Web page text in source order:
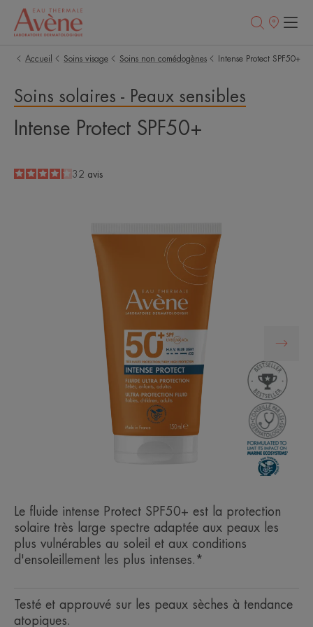
Points
Accueil
Soins visage Soins non comédogènes Intense Protect SPF50+
Soins solaires - Peaux sensibles
Intense Protect SPF50+
4.2
/
5
32 avis
Le fluide intense Protect SPF50+ est la protection
solaire très large spectre adaptée aux peaux les
plus vulnérables au soleil et aux conditions
d'ensoleillement les plus intenses.*
Testé et approuvé sur les peaux sèches à tendance
atopiques.